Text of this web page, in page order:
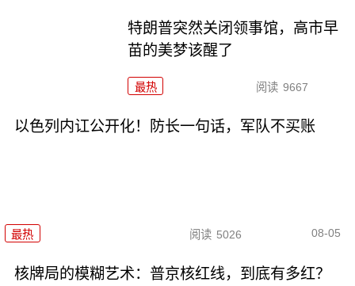
特朗普突然关闭领事馆，高市早
苗的美梦该醒了
最热 阅读 9667
以色列内讧公开化！防长一句话，军队不买账
最热 阅读 5026 08-05
核牌局的模糊艺术：普京核红线，到底有多红？